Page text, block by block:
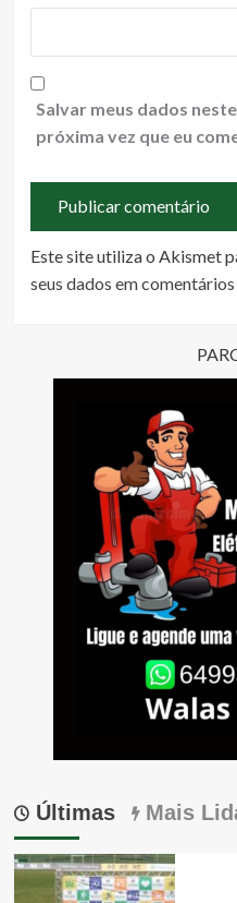
Salvar meus dados
próxima vez que eu
Este site utiliza o Akismet
seus dados em
Últimas Mais